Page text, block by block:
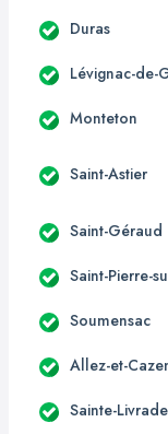
Duras
Lévignac-de-
Monteton
Saint-Astier
Saint-Géraud
Saint-Pierre-
Soumensac
Allez-et-
Sainte-